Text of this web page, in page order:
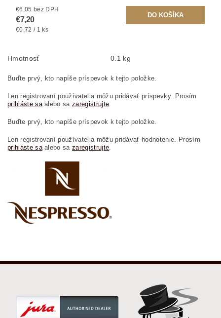
€6,05 bez DPH
€7,20
€0,72 / 1 ks
Hmotnosť 0.1 kg
Buďte prvý, kto napíše príspevok k tejto položke.
Len registrovaní používatelia môžu pridávať príspevky. Prosím
prihláste saalebo sazaregistrujte
Buďte prvý, kto napíše príspevok k tejto položke.
Len registrovaní používatelia môžu pridávať hodnotenie. Prosím
prihláste saalebo sazaregistrujte